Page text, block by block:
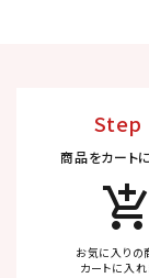
Step
商品をカート
add_shopping_cart
お気に入りの
カートに入れ